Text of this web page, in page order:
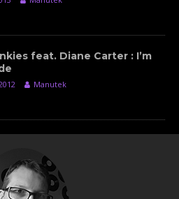
feat. Diane Carter : I’m
Manutek